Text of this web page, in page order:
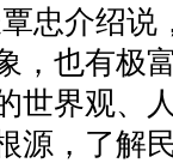
忠介绍说
，也有极
世界观、
源，了解